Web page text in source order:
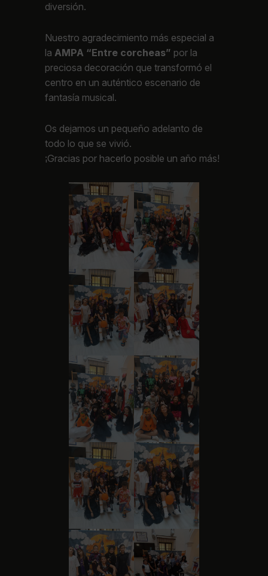
diversión.
Nuestro agradecimiento más especial a
laAMPA “Entre corcheas” por la
preciosa decoración que transformó el
centro en un auténtico escenario de
fantasía musical.
Os dejamos un pequeño adelanto de
todo lo que se vivió.
¡Gracias por hacerlo posible un año más!